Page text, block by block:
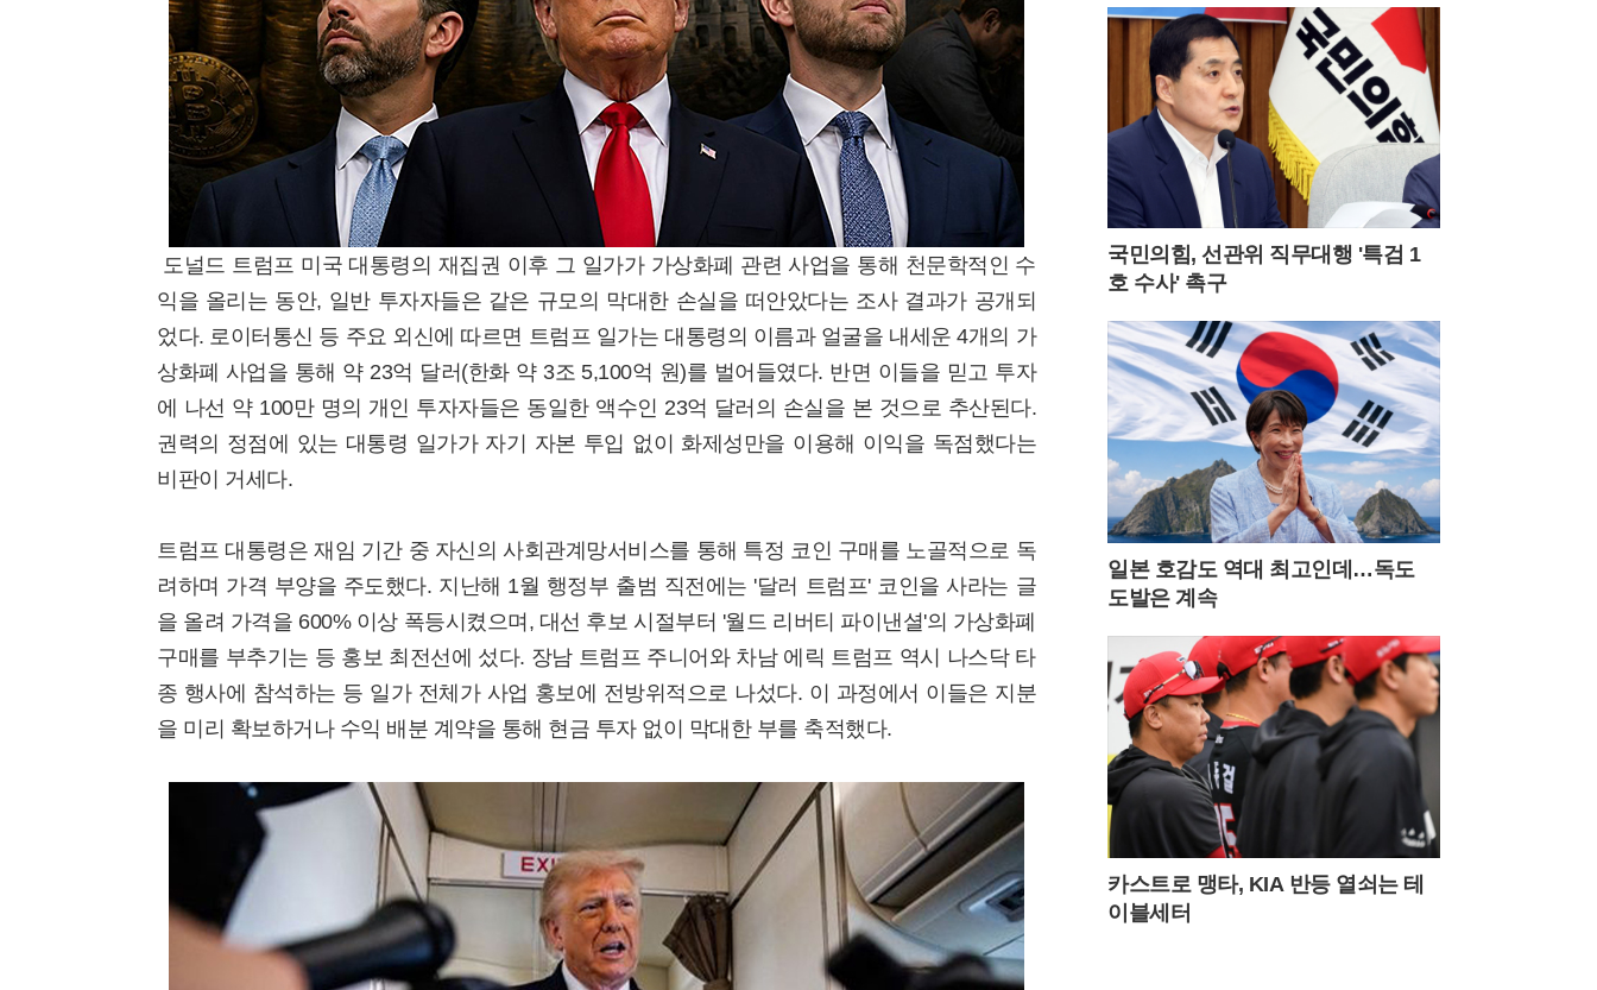
도널드 트럼프 미국 대통령의 재집권 이후 그 일가가 가상화폐 관련 사업을 통해 천문학적인 수
익을 올리는 동안, 일반 투자자들은 같은 규모의 막대한 손실을 떠안았다는 조사 결과가 공개되
었다. 로이터통신 등 주요 외신에 따르면 트럼프 일가는 대통령의 이름과 얼굴을 내세운 4개의 가
상화폐 사업을 통해 약 23억 달러(한화 약 3조 5,100억 원)를 벌어들였다. 반면 이들을 믿고 투자
에 나선 약 100만 명의 개인 투자자들은 동일한 액수인 23억 달러의 손실을 본 것으로 추산된다.
권력의 정점에 있는 대통령 일가가 자기 자본 투입 없이 화제성만을 이용해 이익을 독점했다는
비판이 거세다.
트럼프 대통령은 재임 기간 중 자신의 사회관계망서비스를 통해 특정 코인 구매를 노골적으로 독
려하며 가격 부양을 주도했다. 지난해 1월 행정부 출범 직전에는 '달러 트럼프' 코인을 사라는 글
을 올려 가격을 600% 이상 폭등시켰으며, 대선 후보 시절부터 '월드 리버티 파이낸셜'의 가상화폐
구매를 부추기는 등 홍보 최전선에 섰다. 장남 트럼프 주니어와 차남 에릭 트럼프 역시 나스닥 타
종 행사에 참석하는 등 일가 전체가 사업 홍보에 전방위적으로 나섰다. 이 과정에서 이들은 지분
을 미리 확보하거나 수익 배분 계약을 통해 현금 투자 없이 막대한 부를 축적했다.
지는 안락한 객실 1박과 함께 롯데월드 아쿠
아리움 및 서울스카이 입장권을 기본으로 구
성했다. 특히 장기 투숙을 선호하는 고객들
을 위해 2박 이상 이용 시 롯데월드 어드벤처
종합이용권과 라세느 조식 뷔페 혜택을 추가
로 제공하는 등 혜택의 폭을 넓혔다. 실제로
해당 패키지의 지난 7월 매출은 전년 동기 대
비 35%가량 상승하며 실내 휴가에 대한 높
은 수요를 입증했다. 호텔 측은 이러한 인기
하며 장기적인 고객 확보에 나설 방침이다.
테마파크 이용의 편의성을 극대화한 특화 서
내부에서 어드벤처로 곧장 연결되는 전용 통
로인 ‘원더도어’를 운영하며 투숙객들에게 차
별화된 동선을 제공하고 있다. ‘월드 시그니
처’ 패키지를 이용할 경우 인원수에 맞춰 2인
형 또는 3인형을 선택할 수 있어 가족은 물론
친구나 연인 단위 고객까지 폭넓게 수용 가
능하다. 호텔 밖으로 나가지 않고도 놀이시
설을 즐길 수 있다는 점은 무더운 여름철 이
동의 번거로움을 최소화하려는 고객들에게
최적의 선택지가 되고 있다.놀이기구 대기
시간을 아끼고 싶은 실속파 고객들을 위한
프리미엄 서비스도 마련되었다. ‘매직패스형
패키지’는 객실 1박에 매직패스 프리미엄 결
합권과 원더밴드를 포함해 대기 없이 인기
시설을 이용할 수 있도록 돕는다. 원더밴드
는 원더도어 전용 키와 객실 키 기능을 동시
에 갖춰 투숙 기간 내내 편리하게 사용할 수
있다. 또한 회전목마 앞 기념사진 촬영권이
포함된 포토 결합권 패키지도 선택 가능해,
특별한 추억을 남기고자 하는 젊은 층의 호
응이 이어지고 있다.여기에 투숙객만을 위한
전용 혜택인 ‘원더찬스’와 ‘원더타임’은 이번
패키지의 가치를 더욱 높여준다. 어드벤처
연계 패키지 이용객은 투숙 기간 중 한 차례
국민의힘, 선관위 직무대행 '특검 1
호 수사' 촉구
일본 호감도 역대 최고인데…독도
도발은 계속
카스트로 맹타, KIA 반등 열쇠는 테
이블세터